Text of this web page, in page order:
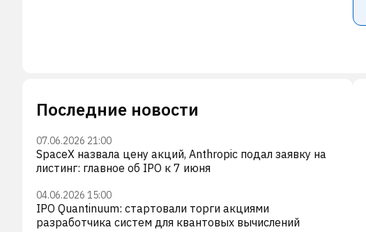
Последние новости
07.06.2026 21:00
SpaceX назвала цену акций, Anthropic подал заявку на
листинг: главное об IPO к 7 июня
04.06.2026 15:00
IPO Quantinuum: стартовали торги акциями
разработчика систем для квантовых вычислений